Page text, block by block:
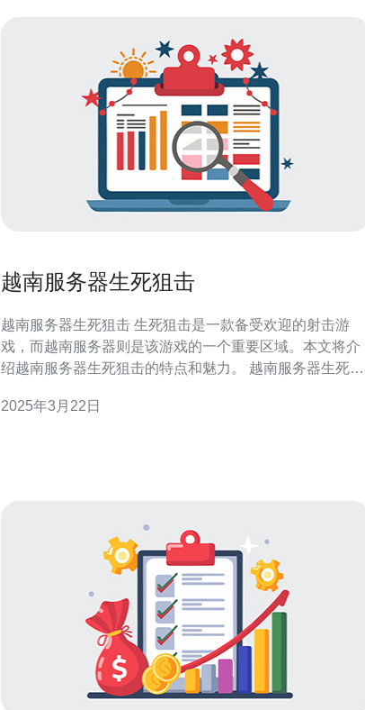
越南服务器生死狙击
越南服务器生死狙击 生死狙击是一款备受欢迎的射击游
戏，而越南服务器则是该游戏的一个重要区域。本文将介
绍越南服务器生死狙击的特点和魅力。 越南服务器生死狙
面精美细腻，逼真的场景和人物设计让玩家仿佛置身于真
2025年3月22日